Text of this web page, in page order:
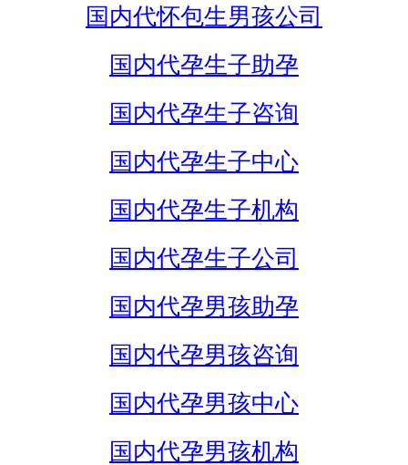
国内代怀包生男孩公司
国内代孕生子助孕
国内代孕生子咨询
国内代孕生子中心
国内代孕生子机构
国内代孕生子公司
国内代孕男孩助孕
国内代孕男孩咨询
国内代孕男孩中心
国内代孕男孩机构